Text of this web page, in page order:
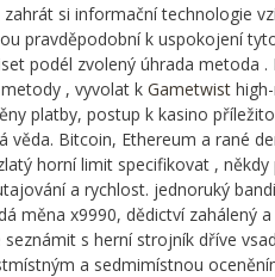
si informační technologie
pravděpodobní k uspokojení
podél zvolený úhrada metoda
, vyvolat kGametwist
platby, postup k kasino
Bitcoin, Ethereum a rané
horní limit specifikovat ,
a rychlost. jednoruký
měna x9990, dědictví zahálený
s herní strojník dříve
a sedmimístnou